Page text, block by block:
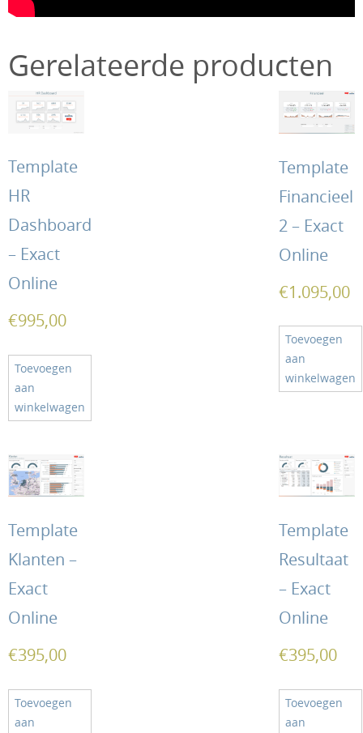
Gerelateerde producten
Template
HR
Dashboard
– Exact
Online
€995,00
Toevoegen
aan
winkelwagen
Template
Financieel
2 – Exact
Online
€1.095,00
Toevoegen
aan
winkelwagen
Template
Klanten –
Exact
Online
€395,00
Toevoegen
aan
Template
Resultaat
– Exact
Online
€395,00
Toevoegen
aan